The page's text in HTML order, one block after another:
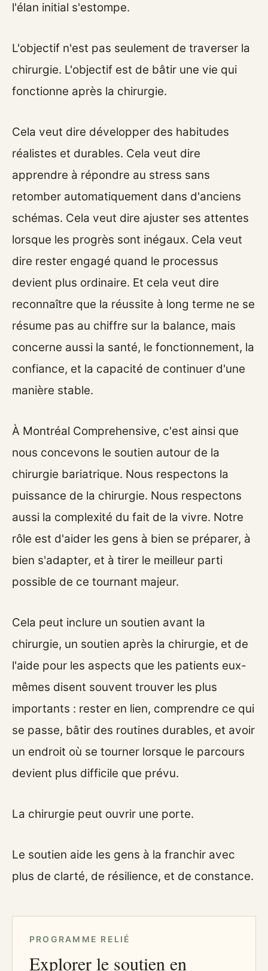
l'élan initial s'estompe.
L'objectif n'est pas seulement de traverser la
chirurgie. L'objectif est de bâtir une vie qui
fonctionne après la chirurgie.
Cela veut dire développer des habitudes
réalistes et durables. Cela veut dire
apprendre à répondre au stress sans
retomber automatiquement dans d'anciens
schémas. Cela veut dire ajuster ses attentes
lorsque les progrès sont inégaux. Cela veut
dire rester engagé quand le processus
devient plus ordinaire. Et cela veut dire
reconnaître que la réussite à long terme ne se
résume pas au chiffre sur la balance, mais
concerne aussi la santé, le fonctionnement, la
confiance, et la capacité de continuer d'une
manière stable.
À Montréal Comprehensive, c'est ainsi que
nous concevons le soutien autour de la
chirurgie bariatrique. Nous respectons la
puissance de la chirurgie. Nous respectons
aussi la complexité du fait de la vivre. Notre
rôle est d'aider les gens à bien se préparer, à
bien s'adapter, et à tirer le meilleur parti
possible de ce tournant majeur.
Cela peut inclure un soutien avant la
chirurgie, un soutien après la chirurgie, et de
l'aide pour les aspects que les patients eux-
mêmes disent souvent trouver les plus
importants : rester en lien, comprendre ce qui
se passe, bâtir des routines durables, et avoir
un endroit où se tourner lorsque le parcours
devient plus difficile que prévu.
La chirurgie peut ouvrir une porte.
Le soutien aide les gens à la franchir avec
plus de clarté, de résilience, et de constance.
PROGRAMME RELIÉ
Explorer le soutien en